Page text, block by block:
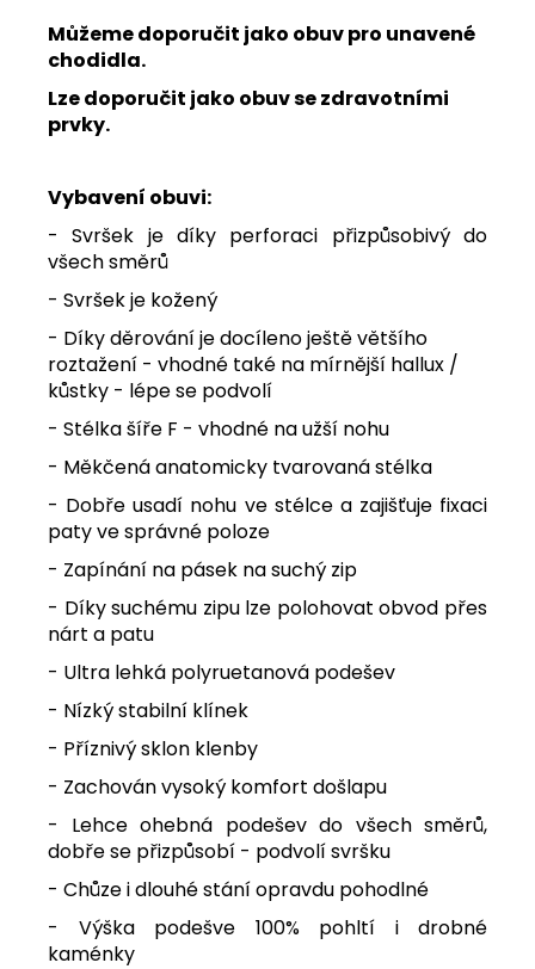
Můžeme doporučit jako obuv pro unavené
chodidla.
Lze doporučit jako obuv se zdravotními
prvky.
Vybavení obuvi:
- Svršek je díky perforaci přizpůsobivý do
všech směrů
- Svršek je kožený
- Díky děrování je docíleno ještě většího
roztažení - vhodné také na mírnější hallux /
kůstky - lépe se podvolí
- Stélka šíře F - vhodné na užší nohu
- Měkčená anatomicky tvarovaná stélka
- Dobře usadí nohu ve stélce a zajišťuje fixaci
paty ve správné poloze
- Zapínání na pásek na suchý zip
- Díky suchému zipu lze polohovat obvod přes
nárt a patu
- Ultra lehká polyruetanová podešev
- Nízký stabilní klínek
- Příznivý sklon klenby
- Zachován vysoký komfort došlapu
- Lehce ohebná podešev do všech směrů,
dobře se přizpůsobí - podvolí svršku
- Chůze i dlouhé stání opravdu pohodlné
- Výška podešve 100% pohltí i drobné
kaménky